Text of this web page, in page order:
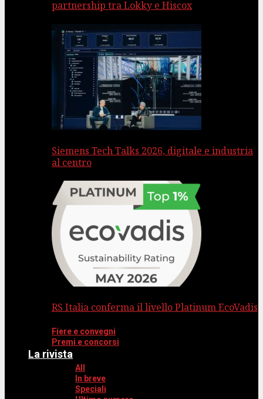
partnership tra Lokky e Hiscox
Siemens Tech Talks 2026, digitale e industria
al centro
RS Italia conferma il livello Platinum EcoVadis
Fiere e convegni
Premi e concorsi
La rivista
All
In breve
Speciali